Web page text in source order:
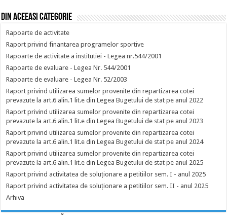
Din aceeasi categorie
Rapoarte de activitate
Raport privind finantarea programelor sportive
Rapoarte de activitate a institutiei - Legea nr.544/2001
Rapoarte de evaluare - Legea Nr. 544/2001
Rapoarte de evaluare - Legea Nr. 52/2003
Raport privind utilizarea sumelor provenite din repartizarea cotei
prevazute la art.6 alin.1 lit.e din Legea Bugetului de stat pe anul 2022
Raport privind utilizarea sumelor provenite din repartizarea cotei
prevazute la art.6 alin.1 lit.e din Legea Bugetului de stat pe anul 2023
Raport privind utilizarea sumelor provenite din repartizarea cotei
prevazute la art.6 alin.1 lit.e din Legea Bugetului de stat pe anul 2024
Raport privind utilizarea sumelor provenite din repartizarea cotei
prevazute la art.6 alin.1 lit.e din Legea Bugetului de stat pe anul 2025
Raport privind activitatea de soluționare a petitiilor sem. I - anul 2025
Raport privind activitatea de soluționare a petitiilor sem. II - anul 2025
Arhiva